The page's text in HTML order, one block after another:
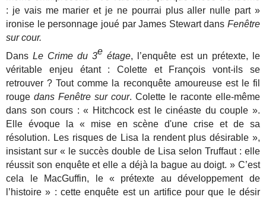
: je vais me marier et je ne pourrai plus aller nulle part »
ironise le personnage joué par James Stewart dans Fenêtre
sur cour.
DansLe Crime du 3e étage, l’enquête est un prétexte, le
véritable enjeu étant : Colette et François vont-ils se
retrouver ? Tout comme la reconquête amoureuse est le fil
rougedans Fenêtre sur cour. Colette le raconte elle-même
dans son cours : « Hitchcock est le cinéaste du couple ».
Elle évoque la « mise en scène d'une crise et de sa
résolution. Les risques de Lisa la rendent plus désirable »,
insistant sur « le succès double de Lisa selon Truffaut : elle
réussit son enquête et elle a déjà la bague au doigt. » C’est
cela le MacGuffin, le « prétexte au développement de
l’histoire » : cette enquête est un artifice pour que le désir